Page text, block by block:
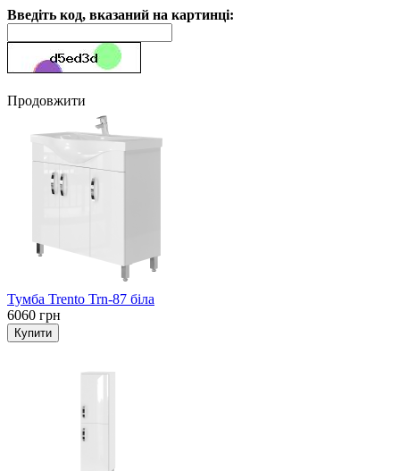
Введіть код, вказаний на картинці:
Продовжити
Тумба Trento Trn-87 біла
6060 грн